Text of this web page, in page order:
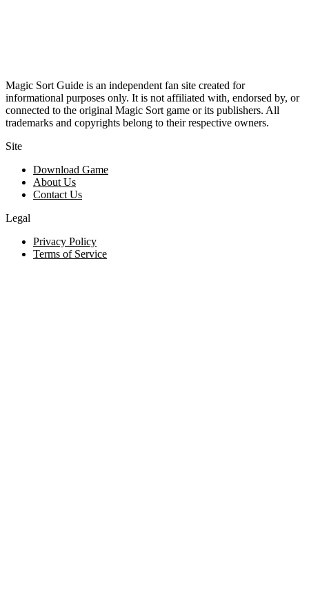
Magic Sort Guide is an independent fan site created for
informational purposes only. It is not affiliated with, endorsed by, or
connected to the original Magic Sort game or its publishers. All
trademarks and copyrights belong to their respective owners.
Site
Download Game
About Us
Contact Us
Legal
Privacy Policy
Terms of Service